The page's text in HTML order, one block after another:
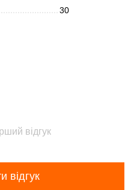
30
відгук
відгук